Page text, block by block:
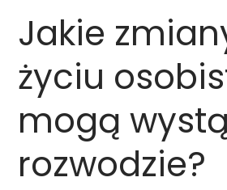
Jakie
życiu
mogą
rozwodzie?